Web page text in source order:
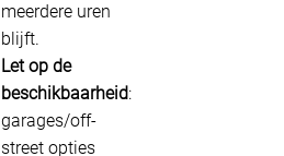
meerdere uren
blijft.
Let op de
beschikbaarheid:
garages/off-
street opties